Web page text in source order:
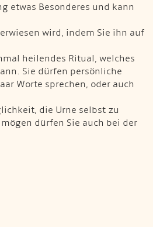
etwas Besonderes und kann
wird, indem Sie ihn auf
heilendes Ritual, welches
Sie dürfen persönliche
Worte sprechen, oder auch
die Urne selbst zu
dürfen Sie auch bei der